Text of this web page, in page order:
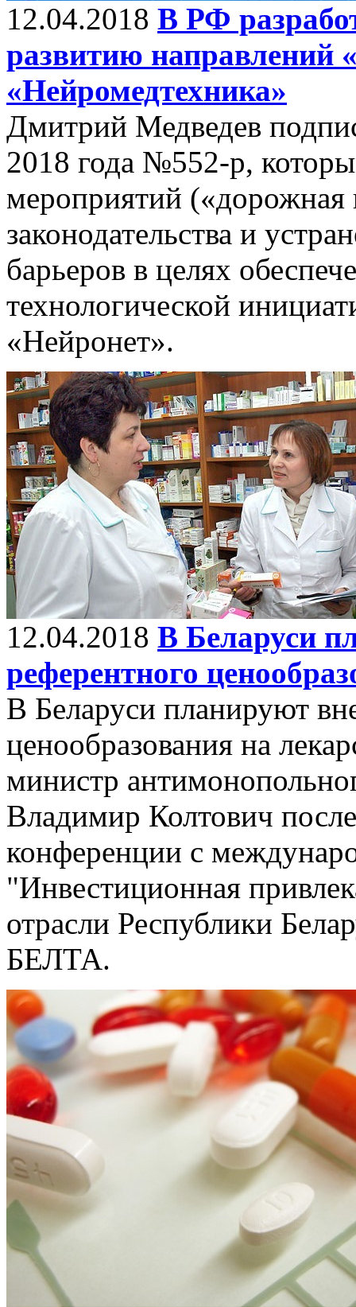
12.04.2018 В РФ
развитию направлений
«Нейромедтехника»
Дмитрий Медведев
2018 года №552-р,
мероприятий («дорожная
законодательства и
барьеров в целях
технологической
«Нейронет».
12.04.2018 В Беларуси
референтного
В Беларуси планируют
ценообразования на
министр
Владимир Колтович
конференции с
"Инвестиционная
отрасли Республики
БЕЛТА.